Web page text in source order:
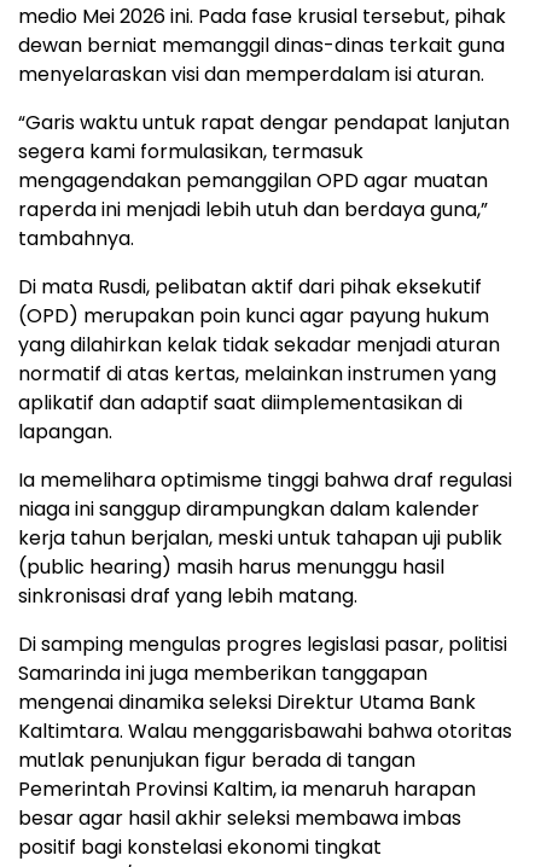
medio Mei 2026 ini. Pada fase krusial tersebut, pihak
dewan berniat memanggil dinas-dinas terkait guna
menyelaraskan visi dan memperdalam isi aturan.
​“Garis waktu untuk rapat dengar pendapat lanjutan
segera kami formulasikan, termasuk
mengagendakan pemanggilan OPD agar muatan
raperda ini menjadi lebih utuh dan berdaya guna,”
tambahnya.
​Di mata Rusdi, pelibatan aktif dari pihak eksekutif
(OPD) merupakan poin kunci agar payung hukum
yang dilahirkan kelak tidak sekadar menjadi aturan
normatif di atas kertas, melainkan instrumen yang
aplikatif dan adaptif saat diimplementasikan di
lapangan.
​Ia memelihara optimisme tinggi bahwa draf regulasi
niaga ini sanggup dirampungkan dalam kalender
kerja tahun berjalan, meski untuk tahapan uji publik
(public hearing) masih harus menunggu hasil
sinkronisasi draf yang lebih matang.
​Di samping mengulas progres legislasi pasar, politisi
Samarinda ini juga memberikan tanggapan
mengenai dinamika seleksi Direktur Utama Bank
Kaltimtara. Walau menggarisbawahi bahwa otoritas
mutlak penunjukan figur berada di tangan
Pemerintah Provinsi Kaltim, ia menaruh harapan
besar agar hasil akhir seleksi membawa imbas
positif bagi konstelasi ekonomi tingkat